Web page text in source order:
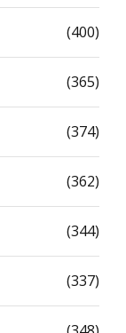
(400)
(365)
(374)
(362)
(344)
(337)